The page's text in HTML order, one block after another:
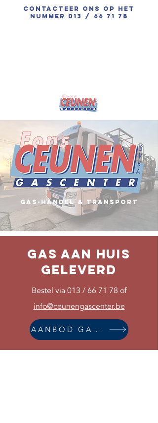
Contacteer ons op het
nummer 013 / 66 71 78
gas-handel & Transport
Gas aan huis
geleverd
Bestel via 013 / 66 71 78 of
info@ceunengascenter.be
AANBOD GASFLESSEN